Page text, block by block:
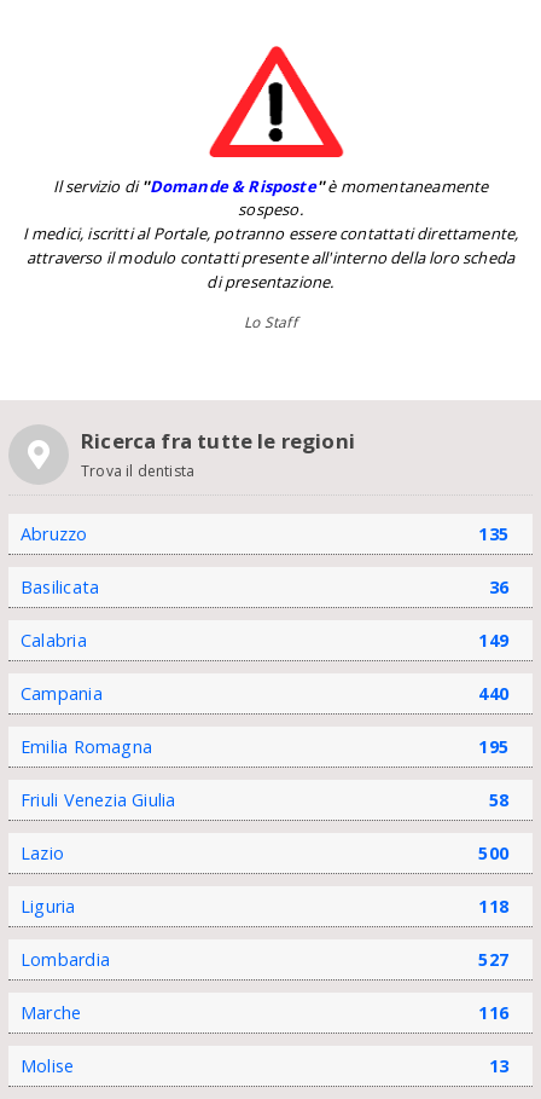
Il servizio di''Domande & Risposte''è momentaneamente
sospeso.
I medici, iscritti al Portale, potranno essere contattati direttamente,
attraverso il modulo contatti presente all'interno della loro scheda
di presentazione.
Lo Staff
Ricerca fra tutte le regioni
Trova il dentista
Abruzzo 135
Basilicata 36
Calabria 149
Campania 440
Emilia Romagna 195
Friuli Venezia Giulia 58
Lazio 500
Liguria 118
Lombardia 527
Marche 116
Molise 13